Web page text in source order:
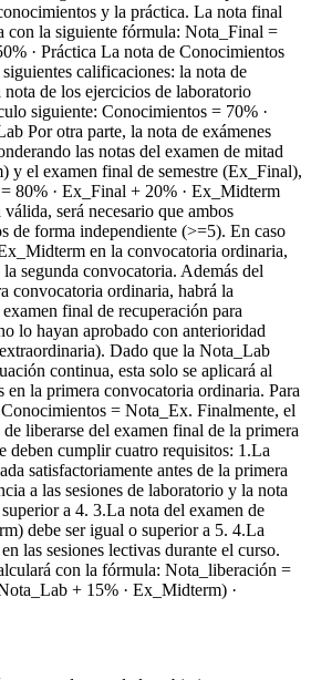
y la práctica. La nota final
con la siguiente fórmula: Nota_Final =
· Práctica La nota de Conocimientos
calificaciones: la nota de
de los ejercicios de laboratorio
siguiente: Conocimientos = 70% ·
Por otra parte, la nota de exámenes
las notas del examen de mitad
y el examen final de semestre (Ex_Final),
80% · Ex_Final + 20% · Ex_Midterm
será necesario que ambos
de forma independiente (>=5). En caso
en la convocatoria ordinaria,
la segunda convocatoria. Además del
convocatoria ordinaria, habrá la
final de recuperación para
lo hayan aprobado con anterioridad
Dado que la Nota_Lab
continua, esta solo se aplicará al
la primera convocatoria ordinaria. Para
= Nota_Ex. Finalmente, el
liberarse del examen final de la primera
deben cumplir cuatro requisitos: 1.La
satisfactoriamente antes de la primera
a las sesiones de laboratorio y la nota
a 4. 3.La nota del examen de
debe ser igual o superior a 5. 4.La
las sesiones lectivas durante el curso.
con la fórmula: Nota_liberación =
+ 15% · Ex_Midterm) ·